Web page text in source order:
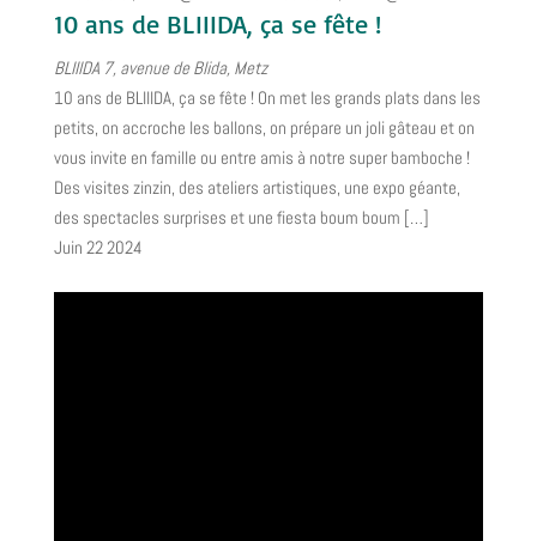
10 ans de BLIIIDA, ça se fête !
BLIIIDA 7, avenue de Blida, Metz
10 ans de BLIIIDA, ça se fête ! On met les grands plats dans les
petits, on accroche les ballons, on prépare un joli gâteau et on
vous invite en famille ou entre amis à notre super bamboche !
Des visites zinzin, des ateliers artistiques, une expo géante,
des spectacles surprises et une fiesta boum boum […]
Juin 222024